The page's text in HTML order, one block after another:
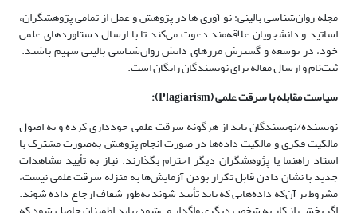
مجله روان‌شناسی بالینی: نو آوری ها در پژوهش و عمل از تمامی پژوهشگران،
اساتید و دانشجویان علاقه‌مند دعوت می‌کند تا با ارسال دستاوردهای علمی
خود، در توسعه و گسترش مرزهای دانش روان‌شناسی بالینی سهیم باشند.
ثبت‌نام و ارسال مقاله برای نویسندگان رایگان است.
سیاست مقابله با سرقت علمی (Plagiarism
):
نویسنده/نویسندگان باید از هرگونه سرقت علمی خودداری کرده و به اصول
مالکیت فکری و مالکیت داده‌ها در صورت انجام پژوهش به‌صورت مشترک با
استاد راهنما یا پژوهشگران دیگر احترام بگذارند. نیاز به تأیید مشاهدات
جدید با نشان دادن قابل تکرار بودن آزمایش‌ها به منزله سرقت علمی نیست،
مشروط بر آن‌که داده‌هایی که باید تأیید شوند به‌طور شفاف ارجاع داده شوند.